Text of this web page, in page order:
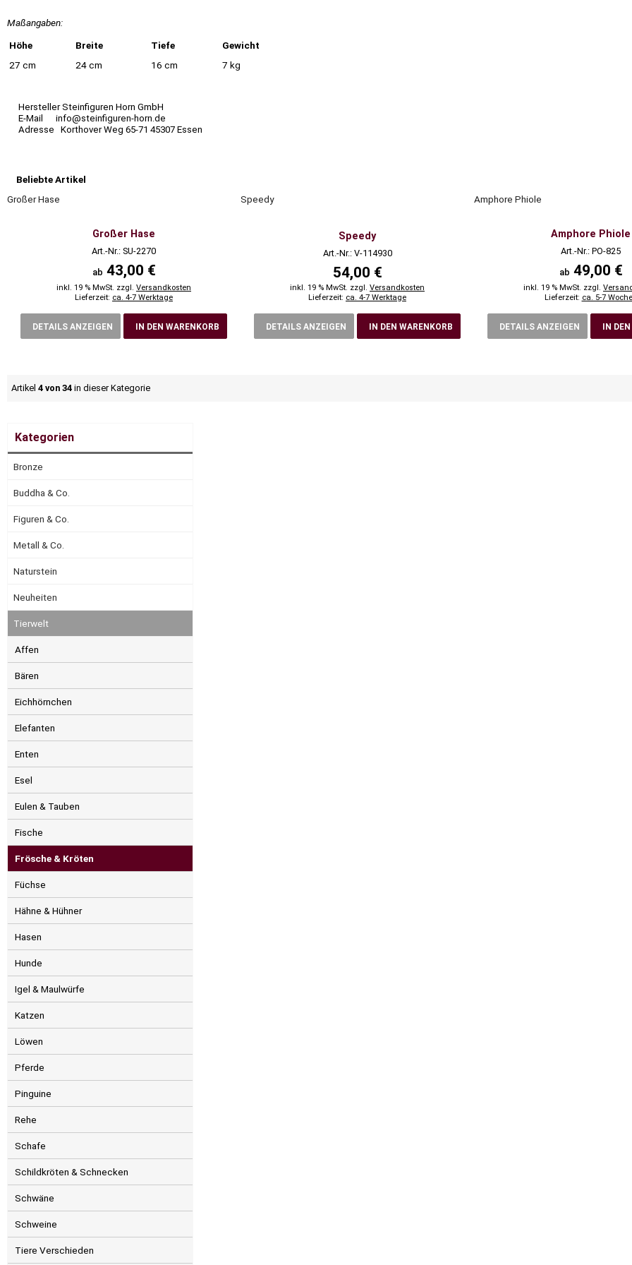
Maßangaben:
Höhe
Breite Tiefe
Gewicht
27 cm
24 cm 16 cm 7 kg
Hersteller Steinfiguren Horn GmbH
E-Mail info@steinfiguren-horn.de
Adresse Korthover Weg 65-71 45307 Essen
Beliebte Artikel
Großer Hase
Großer Hase
Art.-Nr.: SU-2270
ab 43,00 €
inkl. 19 % MwSt. zzgl. Versandkosten
Lieferzeit: ca. 4-7 Werktage
DETAILS ANZEIGEN IN DEN WARENKORB
Speedy
Speedy
Art.-Nr.: V-114930
54,00 €
inkl. 19 % MwSt. zzgl. Versandkosten
Lieferzeit: ca. 4-7 Werktage
DETAILS ANZEIGEN IN DEN WARENKORB
Amphore Phiole
Amphore Phiole
Art.-Nr.: PO-825
ab 49,00 €
inkl. 19 % MwSt. zzgl.
Lieferzeit: ca. 5-7
DETAILS ANZEIGEN IN
Artikel 4 von 34 in dieser Kategorie
Kategorien
Bronze
Buddha & Co.
Figuren & Co.
Metall & Co.
Naturstein
Neuheiten
Tierwelt
Affen
Bären
Eichhörnchen
Elefanten
Enten
Esel
Eulen & Tauben
Fische
Frösche & Kröten
Füchse
Hähne & Hühner
Hasen
Hunde
Igel & Maulwürfe
Katzen
Löwen
Pferde
Pinguine
Rehe
Schafe
Schildkröten & Schnecken
Schwäne
Schweine
Tiere Verschieden